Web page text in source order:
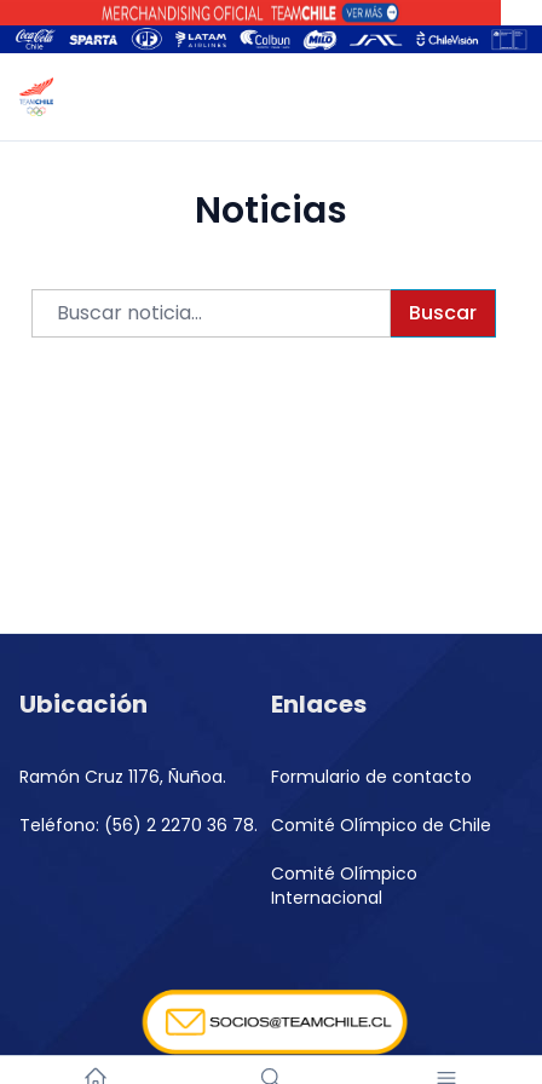
Noticias
Buscar
Ubicación
Ramón Cruz 1176, Ñuñoa.
Teléfono: (56) 2 2270 36 78.
Enlaces
Formulario de contacto
Comité Olímpico de Chile
Comité Olímpico
Internacional